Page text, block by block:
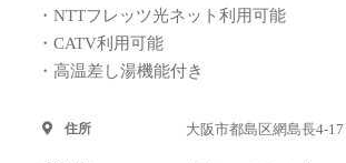
・NTTフレッツ光ネット利用可能
・CATV利用可能
・高温差し湯機能付き
住所 大阪市都島区網島長4-17